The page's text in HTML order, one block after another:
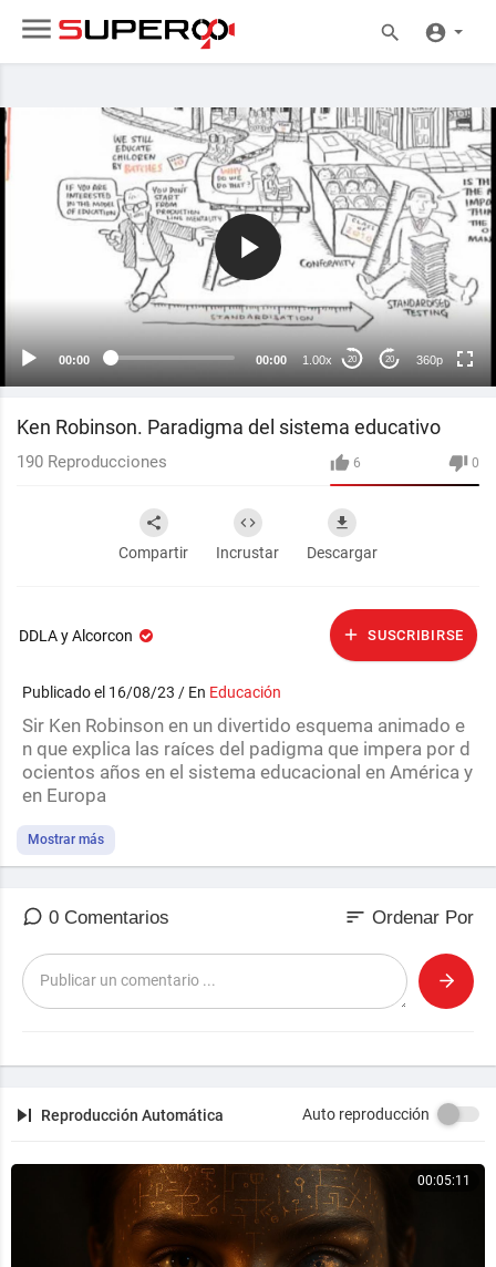
00:00 00:00 1.00x 20 20 360p
360p
240p
auto
Ken Robinson. Paradigma del sistema educativo
6 0
190 Reproducciones
Compartir Incrustar Descargar
DDLA y Alcorcon SUSCRIBIRSE
Publicado el 16/08/23 / En Educación
⁣Sir Ken Robinson en un divertido esquema animado e
n que explica las raíces del padigma que impera por d
ocientos años en el sistema educacional en América y
en Europa
Mostrar más
0 Comentarios sort Ordenar Por
Reproducción Automática Auto reproducción
00:05:11